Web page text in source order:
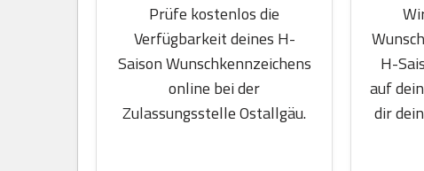
Prüfe kostenlos die
Verfügbarkeit deines H-
Saison Wunschkennzeichens
online bei der
Zulassungsstelle Ostallgäu.
H-
auf
dir